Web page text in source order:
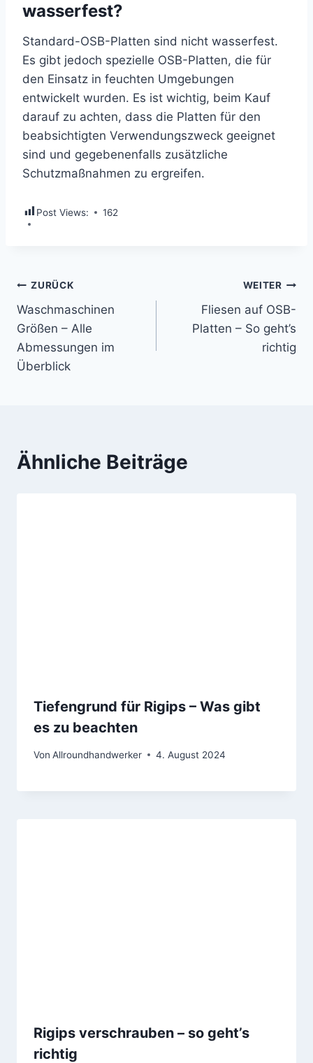
wasserfest?
Standard-OSB-Platten sind nicht wasserfest.
Es gibt jedoch spezielle OSB-Platten, die für
den Einsatz in feuchten Umgebungen
entwickelt wurden. Es ist wichtig, beim Kauf
darauf zu achten, dass die Platten für den
beabsichtigten Verwendungszweck geeignet
sind und gegebenenfalls zusätzliche
Schutzmaßnahmen zu ergreifen.
Post Views: 162
Beitragsnavigation
ZURÜCK
Waschmaschinen
Größen – Alle
Abmessungen im
Überblick
WEITER
Fliesen auf OSB-
Platten – So geht’s
richtig
Ähnliche Beiträge
Tiefengrund für Rigips – Was gibt
es zu beachten
Von Allroundhandwerker 4. August 2024
Rigips verschrauben – so geht’s
richtig